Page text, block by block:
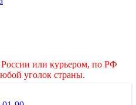
или курьером, по РФ
уголок страны.